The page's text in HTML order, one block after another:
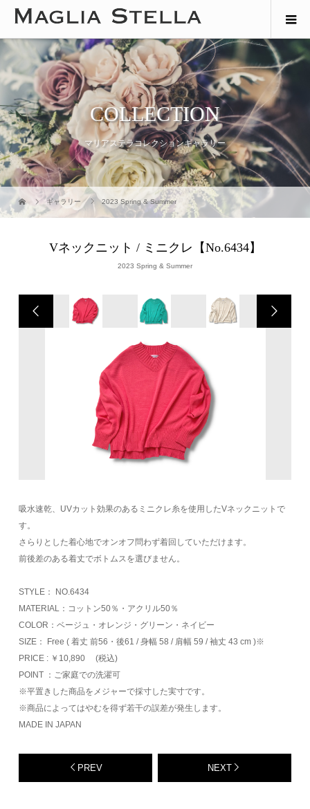
COLLECTION
マリアステラコレクションギャラリー
ギャラリー 2023 Spring & Summer
Vネックニット / ミニクレ【No.6434】
2023 Spring & Summer
吸水速乾、UVカット効果のあるミニクレ糸を使用したVネックニットで
す。
さらりとした着心地でオンオフ問わず着回していただけます。
前後差のある着丈でボトムスを選びません。
STYLE： NO.6434
MATERIAL：コットン50％・アクリル50％
COLOR：ベージュ・オレンジ・グリーン・ネイビー
SIZE： Free ( 着丈 前56・後61 / 身幅 58 / 肩幅 59 / 袖丈 43 cm )※
PRICE : ￥10,890 (税込)
POINT ：ご家庭での洗濯可
※平置きした商品をメジャーで採寸した実寸です。
※商品によってはやむを得ず若干の誤差が発生します。
MADE IN JAPAN
PREV NEXT